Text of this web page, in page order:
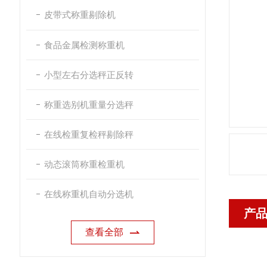
皮带式称重剔除机
食品金属检测称重机
小型左右分选秤正反转
称重选别机重量分选秤
在线检重复检秤剔除秤
动态滚筒称重检重机
在线称重机自动分选机
查看全部
产